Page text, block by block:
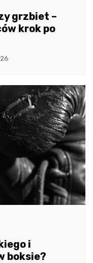
grzbiet –
krok po
i
boksie?